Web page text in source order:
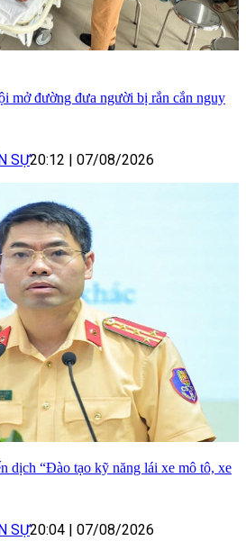
mở đường đưa người bị rắn cắn nguy
SỰ20:12 07/08/2026
dịch “Đào tạo kỹ năng lái xe mô tô, xe
SỰ20:04 07/08/2026